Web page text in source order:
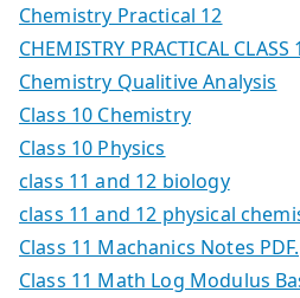
Chemistry Practical 12
CHEMISTRY PRACTICAL CLASS
Chemistry Qualitive Analysis
Class 10 Chemistry
Class 10 Physics
class 11 and 12 biology
class 11 and 12 physical
Class 11 Machanics Notes
Class 11 Math Log Modulus